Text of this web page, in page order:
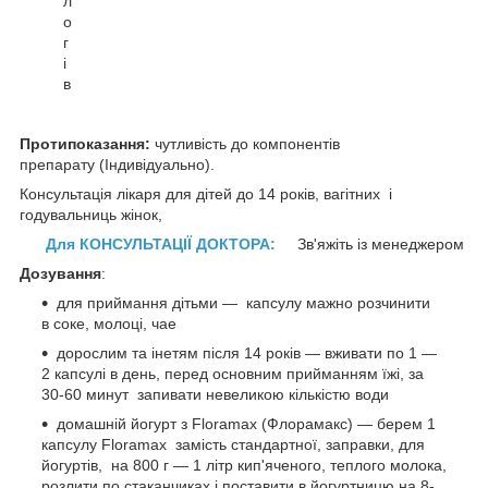
о
г
і
в
Протипоказання: чутливість до компонентів
препарату (Індивідуально).
Консультація лікаря для дітей до 14 років, вагітних і
годувальниць жінок,
Для КОНСУЛЬТАЦІЇ ДОКТОРА:
Зв'яжіть із менеджером
Дозування:
для приймання дітьми — капсулу мажно розчинити
в соке, молоці, чае
дорослим та інетям після 14 років — вживати по 1 —
2 капсулі в день, перед основним прийманням їжі, за
30-60 минут запивати невеликою кількістю води
домашній йогурт з Floramax (Флорамакс) — берем 1
капсулу Floramax замість стандартної, заправки, для
йогуртів, на 800 г ― 1 літр кип'яченого, теплого молока,